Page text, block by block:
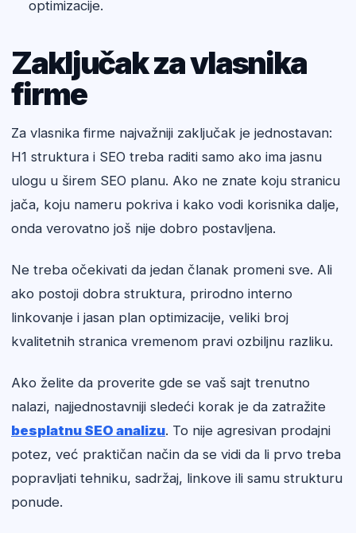
optimizacije.
Zaključak za vlasnika
firme
Za vlasnika firme najvažniji zaključak je jednostavan:
H1 struktura i SEO treba raditi samo ako ima jasnu
ulogu u širem SEO planu. Ako ne znate koju stranicu
jača, koju nameru pokriva i kako vodi korisnika dalje,
onda verovatno još nije dobro postavljena.
Ne treba očekivati da jedan članak promeni sve. Ali
ako postoji dobra struktura, prirodno interno
linkovanje i jasan plan optimizacije, veliki broj
kvalitetnih stranica vremenom pravi ozbiljnu razliku.
Ako želite da proverite gde se vaš sajt trenutno
nalazi, najjednostavniji sledeći korak je da zatražite
besplatnu SEO analizu. To nije agresivan prodajni
potez, već praktičan način da se vidi da li prvo treba
popravljati tehniku, sadržaj, linkove ili samu strukturu
ponude.